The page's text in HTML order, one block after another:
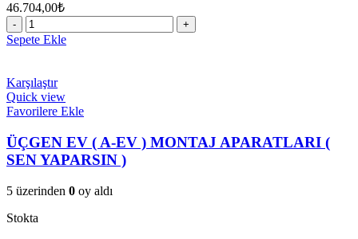
46.704,00₺
Açık
Çatılı
Dolu
(
53
)
adet
Sepete Ekle
Karşılaştır
Quick view
Favorilere Ekle
ÜÇGEN EV ( A-EV ) MONTAJ APARATLARI (
SEN YAPARSIN )
5 üzerinden 0 oy aldı
Stokta